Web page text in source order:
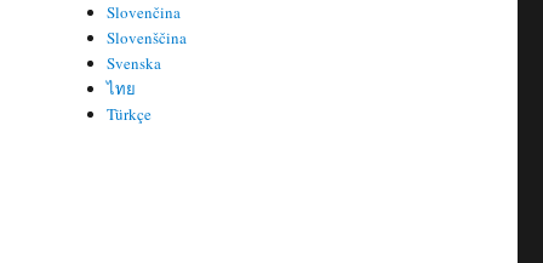
Slovenčina
Slovenščina
Svenska
ไทย
Türkçe